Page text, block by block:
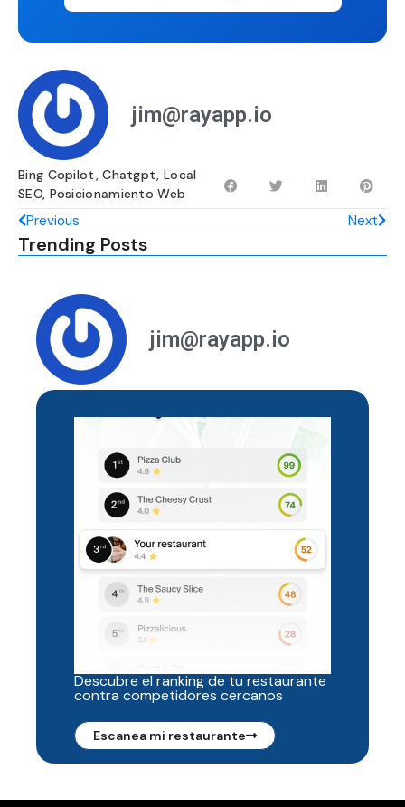
jim@rayapp.io
Bing Copilot,Chatgpt, Local
SEO, Posicionamiento Web
Previous Next
Trending Posts
jim@rayapp.io
Descubre el ranking de tu restaurante
contra competidores cercanos
Escanea mi restaurante